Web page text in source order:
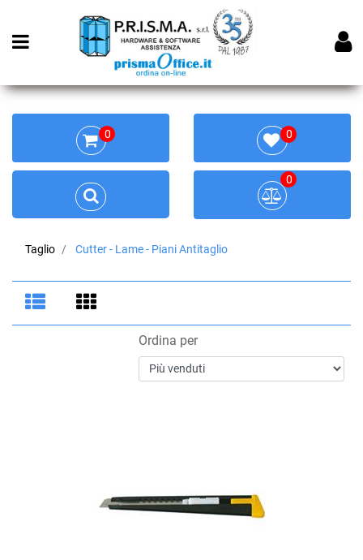
Open menu
0 0
0
Taglio Cutter - Lame - Piani Antitaglio
Ordina per